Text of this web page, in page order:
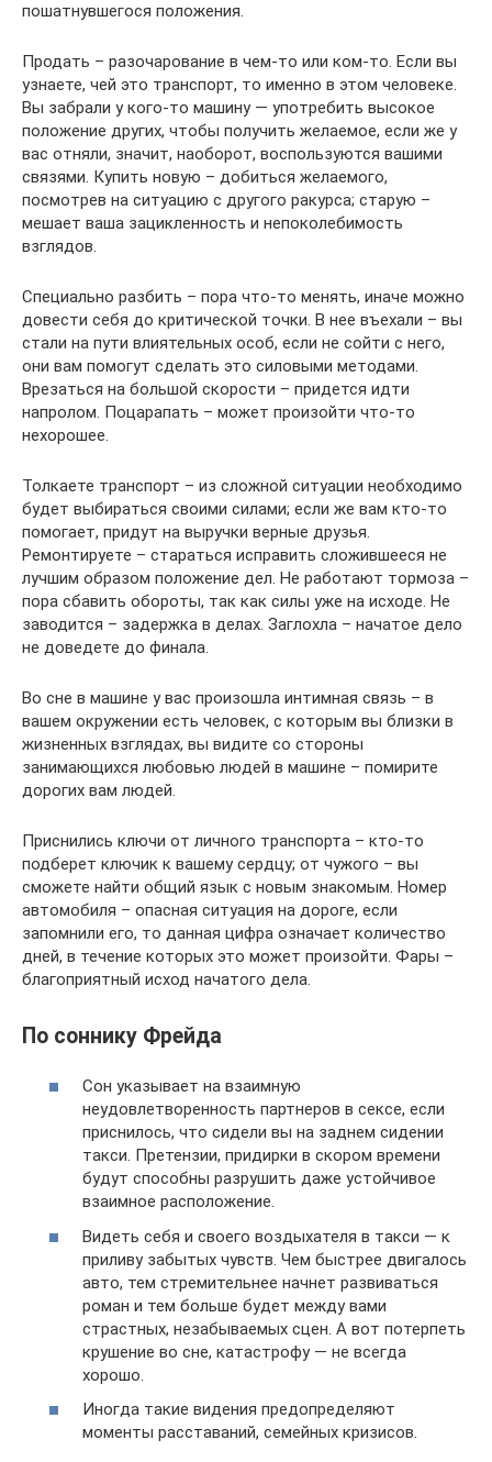
пошатнувшегося положения.
Продать – разочарование в чем-то или ком-то. Если вы
узнаете, чей это транспорт, то именно в этом человеке.
Вы забрали у кого-то машину — употребить высокое
положение других, чтобы получить желаемое, если же у
вас отняли, значит, наоборот, воспользуются вашими
связями. Купить новую – добиться желаемого,
посмотрев на ситуацию с другого ракурса; старую –
мешает ваша зацикленность и непоколебимость
взглядов.
Специально разбить – пора что-то менять, иначе можно
довести себя до критической точки. В нее въехали – вы
стали на пути влиятельных особ, если не сойти с него,
они вам помогут сделать это силовыми методами.
Врезаться на большой скорости – придется идти
напролом. Поцарапать – может произойти что-то
нехорошее.
Толкаете транспорт – из сложной ситуации необходимо
будет выбираться своими силами; если же вам кто-то
помогает, придут на выручки верные друзья.
Ремонтируете – стараться исправить сложившееся не
лучшим образом положение дел. Не работают тормоза –
пора сбавить обороты, так как силы уже на исходе. Не
заводится – задержка в делах. Заглохла – начатое дело
не доведете до финала.
Во сне в машине у вас произошла интимная связь – в
вашем окружении есть человек, с которым вы близки в
жизненных взглядах, вы видите со стороны
занимающихся любовью людей в машине – помирите
дорогих вам людей.
Приснились ключи от личного транспорта – кто-то
подберет ключик к вашему сердцу; от чужого – вы
сможете найти общий язык с новым знакомым. Номер
автомобиля – опасная ситуация на дороге, если
запомнили его, то данная цифра означает количество
дней, в течение которых это может произойти. Фары –
благоприятный исход начатого дела.
По соннику Фрейда
Сон указывает на взаимную
неудовлетворенность партнеров в сексе, если
приснилось, что сидели вы на заднем сидении
такси. Претензии, придирки в скором времени
будут способны разрушить даже устойчивое
взаимное расположение.
Видеть себя и своего воздыхателя в такси — к
приливу забытых чувств. Чем быстрее двигалось
авто, тем стремительнее начнет развиваться
роман и тем больше будет между вами
страстных, незабываемых сцен. А вот потерпеть
крушение во сне, катастрофу — не всегда
хорошо.
Иногда такие видения предопределяют
моменты расставаний, семейных кризисов.